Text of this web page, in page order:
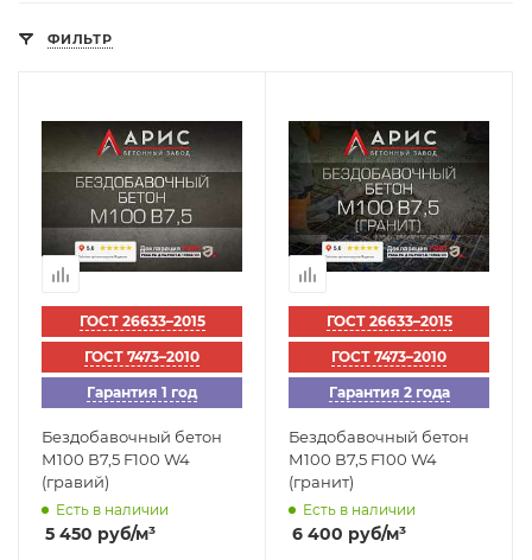
ФИЛЬТР
ГОСТ 26633–2015
ГОСТ 7473–2010
Гарантия 1 год
Бездобавочный бетон
М100 В7,5 F100 W4
(гравий)
Есть в наличии
5 450 руб/м³
ГОСТ 26633–2015
ГОСТ 7473–2010
Гарантия 2 года
Бездобавочный бетон
М100 В7,5 F100 W4
(гранит)
Есть в наличии
6 400 руб/м³